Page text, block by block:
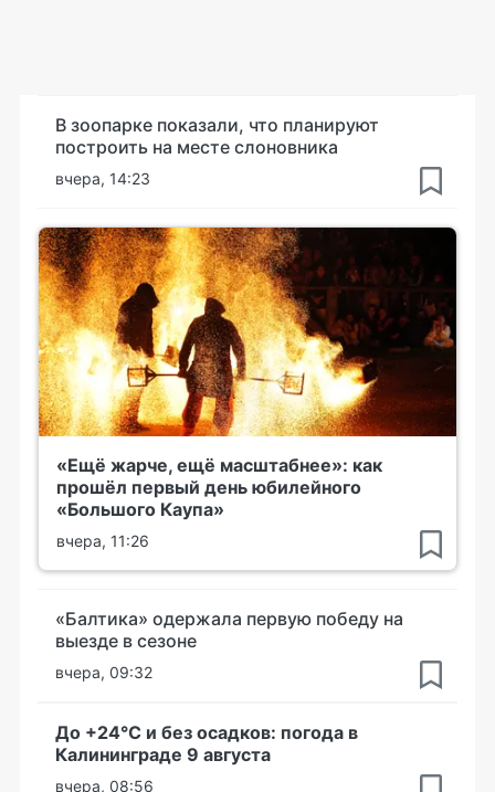
В зоопарке показали, что планируют
построить на месте слоновника
вчера, 14:23
«Ещё жарче, ещё масштабнее»: как
прошёл первый день юбилейного
«Большого Каупа»
вчера, 11:26
«Балтика» одержала первую победу на
выезде в сезоне
вчера, 09:32
До +24°С и без осадков: погода в
Калининграде 9 августа
вчера, 08:56